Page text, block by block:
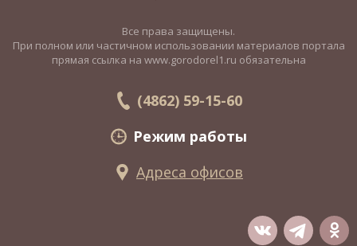
Все права защищены.
При полном или частичном использовании материалов портала
прямая ссылка на www.gorodorel1.ru обязательна
(4862) 59-15-60
Режим работы
Адреса офисов